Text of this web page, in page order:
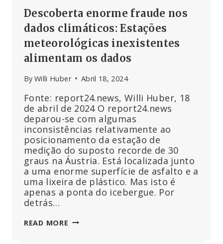
Descoberta enorme fraude nos
dados climáticos: Estações
meteorológicas inexistentes
alimentam os dados
By Willi Huber Abril 18, 2024
Fonte: report24.news, Willi Huber, 18
de abril de 2024 O report24.news
deparou-se com algumas
inconsistências relativamente ao
posicionamento da estação de
medição do suposto recorde de 30
graus na Áustria. Está localizada junto
a uma enorme superfície de asfalto e a
uma lixeira de plástico. Mas isto é
apenas a ponta do icebergue. Por
detrás…
READ MORE DESCOBERTA